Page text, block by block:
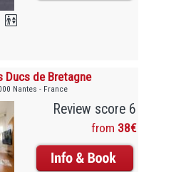
Ducs de Bretagne
Nantes - France
Review score 6
from 38€